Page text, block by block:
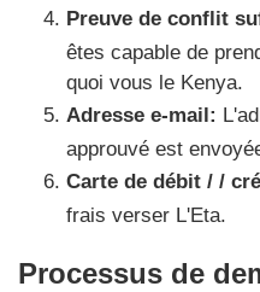
Preuve de conflit
êtes capable de
quoi vous le Kenya.
Adresse e-mail:
approuvé est
Carte de débit / /
frais verser L'Eta.
Processus de